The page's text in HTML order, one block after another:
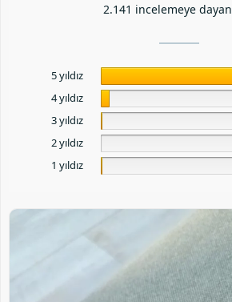
2.141 incelemeye
5 yıldız
4 yıldız
3 yıldız
2 yıldız
1 yıldız